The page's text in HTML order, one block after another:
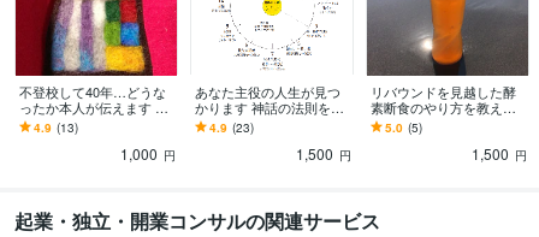
不登校して40年…どうな
ったか本人が伝えます 学
校に行かなかったことで
選べた精神的／経済的自
4.9 (13)
1,000 円
あなた主役の人生が見つ
かります 神話の法則を自
分に当てはめ上昇気流を
キャッチしよう！
4.9 (23)
1,500 円
リバウンドを見越した酵
素断食のやり方を教えま
す 自分専用「無添加・自
然派」エンザイムダイエ
5.0 (5)
1,500 円
起業・独立・開業コンサルの関連サービス